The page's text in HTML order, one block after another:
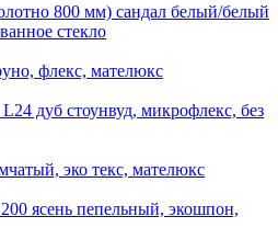
800 мм) сандал белый/белый
стекло
флекс, мателюкс
дуб стоунвуд, микрофлекс, без
эко текс, мателюкс
ясень пепельный, экошпон,